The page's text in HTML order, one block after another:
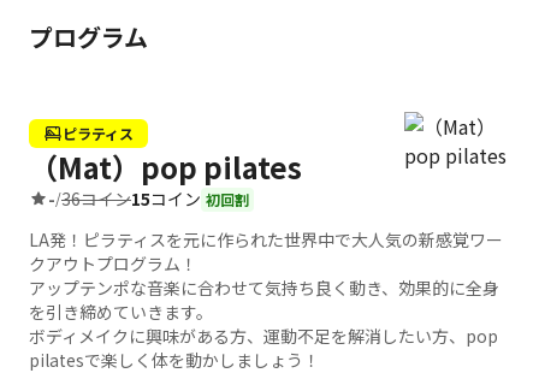
プログラム
ピラティス
（Mat）pop pilates
-/36コイン15コイン 初回割
LA発！ピラティスを元に作られた世界中で大人気の新感覚ワー
クアウトプログラム！
アップテンポな音楽に合わせて気持ち良く動き、効果的に全身
を引き締めていきます。
ボディメイクに興味がある方、運動不足を解消したい方、pop
pilatesで楽しく体を動かしましょう！